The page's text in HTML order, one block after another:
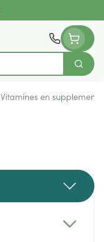
Zoek
Vitamines en